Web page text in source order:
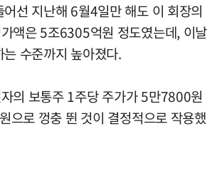
선 지난해 6월4일만 해도 이 회장의
액은 5조6305억원 정도였는데, 이날
수준까지 높아졌다.
의 보통주 1주당 주가가 5만7800원
으로 껑충 뛴 것이 결정적으로 작용했